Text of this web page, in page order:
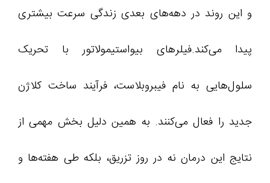
و این روند در دهه‌های بعدی زندگی سرعت بیشتری
پیدا می‌کند.فیلرهای بیواستیمولاتور با تحریک
سلول‌هایی به نام فیبروبلاست، فرآیند ساخت کلاژن
جدید را فعال می‌کنند. به همین دلیل بخش مهمی از
نتایج این درمان نه در روز تزریق، بلکه طی هفته‌ها و